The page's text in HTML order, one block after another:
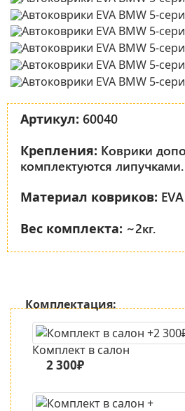
Артикул: 60040
Крепления: Коврики
комплектуются липучками.
Материал ковриков:
Вес комплекта: ~2кг.
Комплектация:
Комплект в салон
2 300₽